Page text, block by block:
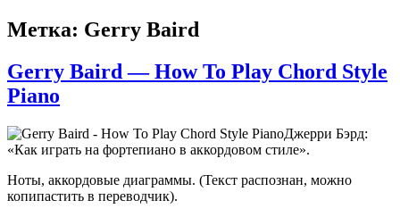
Метка: Gerry Baird
Gerry Baird — How To Play Chord Style
Piano
Джерри Бэрд:
«Как играть на фортепиано в аккордовом стиле».
Ноты, аккордовые диаграммы. (Текст распознан, можно
копипастить в переводчик).